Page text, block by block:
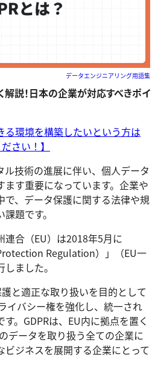
データエンジニアリング用語集
解説！日本の企業が対応すべきポイ
る環境を構築したいという方は
さい！】
技術の進展に伴い、個人データ
す重要になっています。企業や
、データ保護に関する法律や規
題です。
連合（EU）は2018年5月に
Regulation）」（EU一
ました。
と適正な取り扱いを目的として
イバシー権を強化し、統一され
。GDPRは、EU内に拠点を置く
データを取り扱う全ての企業に
ジネスを展開する企業にとって